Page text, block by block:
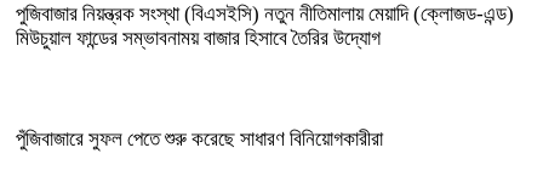
পুজিবাজার নিয়ন্ত্রক সংস্থা (বিএসইসি) নতুন নীতিমালায় মেয়াদি (ক্লোজড-এন্ড)
মিউচুয়াল ফান্ডের সম্ভাবনাময় বাজার হিসাবে তৈরির উদ্যোগ
পুঁজিবাজারে সুফল পেতে শুরু করেছে সাধারণ বিনিয়োগকারীরা